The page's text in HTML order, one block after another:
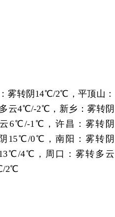
雾转阴14℃/2℃，平顶山：
云4℃/-2℃，新乡：雾转阴
6℃/-1℃，许昌：雾转阴
15℃/0℃，南阳：雾转阴
4℃，周口：雾转多云
2℃